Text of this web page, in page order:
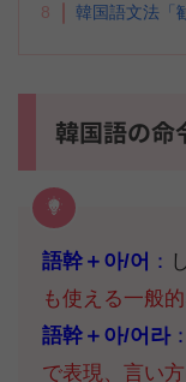
8 韓国語文法「
韓国語の命
語幹＋아/어 ：
も使える一般
語幹＋아/어라：
で表現、言い